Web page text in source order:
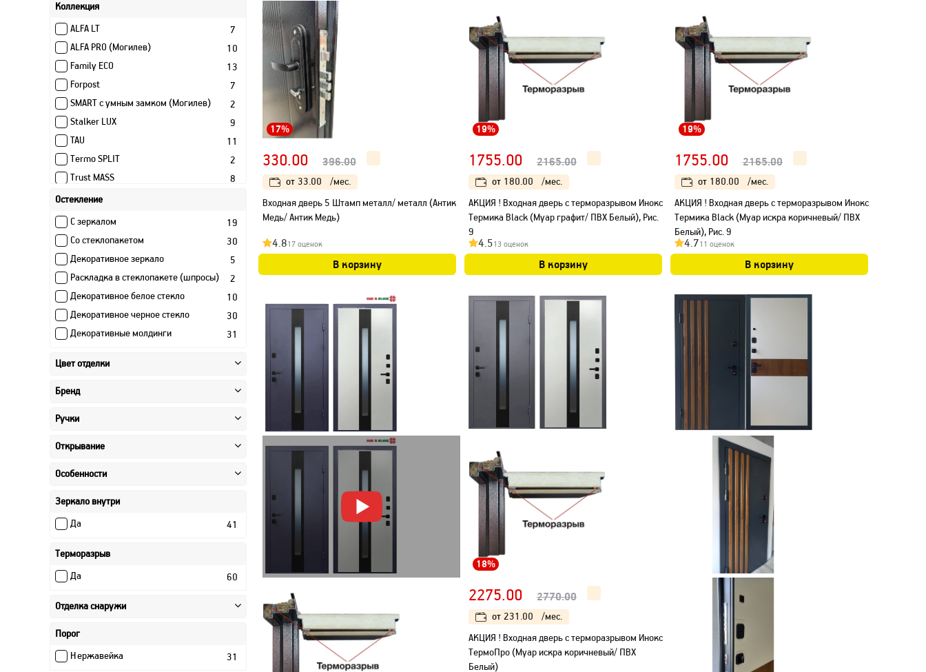
Коллекция
ALFA LT
7
ALFA PRO (Могилев)
10
Family ECO
13
Forpost
7
SMART с умным замком (Могилев)
2
Stalker LUX
9
TAU
11
Termo SPLIT
2
Trust MASS
8
Атлант
Бастион (Могилев)
Винтер
Геометрия (Гранит)
Дельта PRO
Инокс (Могилев)
Континент (Гранит)
Крафт (Могилев)
Луара
3
Пиано СМАРТ (Гранит)
16
Профи
7
Снегирь
Техно
Шторм (Гранит)
16
Остекление
С зеркалом
19
Со стеклопакетом
30
Декоративное зеркало
5
Раскладка в стеклопакете (шпросы)
2
Декоративное белое стекло
10
Декоративное черное стекло
30
Декоративные молдинги
31
Цвет отделки
Бренд
Ручки
Открывание
Особенности
Зеркало внутри
Да
41
Терморазрыв
Да
60
Отделка снаружи
Порог
Нержавейка
31
17%
330.00 396.00
от 33.00
/мес.
Входная дверь 5 Штамп металл/ металл (Антик
Медь/ Антик Медь)
4.817 оценок
В корзину
19%
1755.00 2165.00
от 180.00
/мес.
АКЦИЯ ! Входная дверь с терморазрывом Инокс
Термика Black (Муар графит/ ПВХ Белый), Рис.
9
4.513 оценок
В корзину
19%
1755.00 2165.00
от 180.00
/мес.
АКЦИЯ ! Входная дверь с терморазрывом Инокс
Термика Black (Муар искра коричневый/ ПВХ
Белый), Рис. 9
4.711 оценок
В корзину
18%
2275.00 2770.00
от 231.00
/мес.
АКЦИЯ ! Входная дверь с терморазрывом Инокс
ТермоПро (Муар искра коричневый/ ПВХ
Белый)